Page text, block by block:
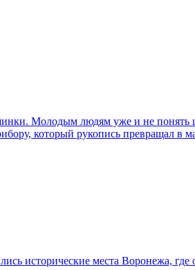
Молодым людям уже и не понять
который рукопись превращал в
исторические места Воронежа,